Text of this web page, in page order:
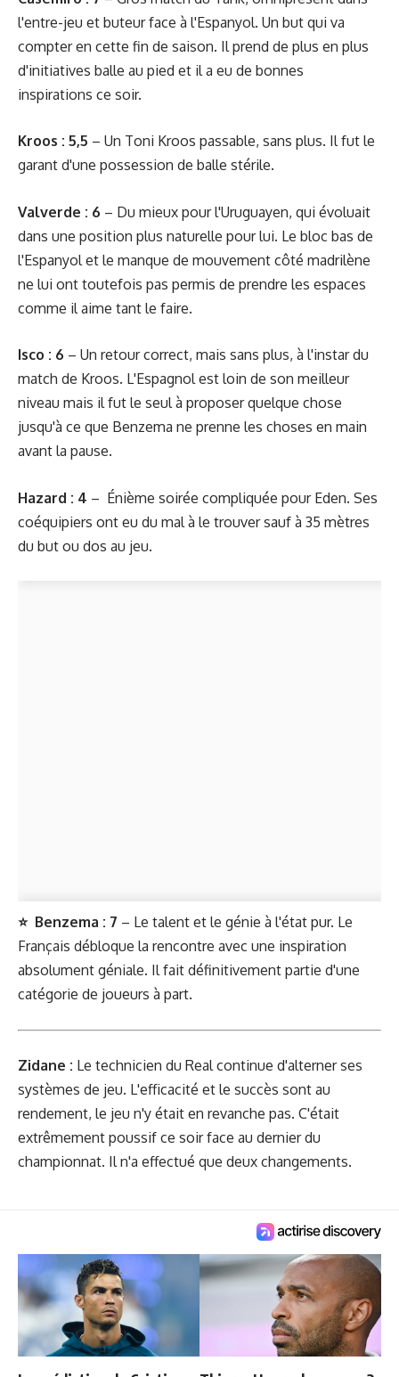
l'entre-jeu et buteur face à l'Espanyol. Un but qui va
compter en cette fin de saison. Il prend de plus en plus
d'initiatives balle au pied et il a eu de bonnes
inspirations ce soir.
Kroos : 5,5 – Un Toni Kroos passable, sans plus. Il fut le
garant d'une possession de balle stérile.
Valverde : 6 – Du mieux pour l'Uruguayen, qui évoluait
dans une position plus naturelle pour lui. Le bloc bas de
l'Espanyol et le manque de mouvement côté madrilène
ne lui ont toutefois pas permis de prendre les espaces
comme il aime tant le faire.
Isco : 6 – Un retour correct, mais sans plus, à l'instar du
match de Kroos. L'Espagnol est loin de son meilleur
niveau mais il fut le seul à proposer quelque chose
jusqu'à ce que Benzema ne prenne les choses en main
avant la pause.
Hazard : 4 – Énième soirée compliquée pour Eden. Ses
coéquipiers ont eu du mal à le trouver sauf à 35 mètres
du but ou dos au jeu.
⭐ Benzema : 7 – Le talent et le génie à l'état pur. Le
Français débloque la rencontre avec une inspiration
absolument géniale. Il fait définitivement partie d'une
catégorie de joueurs à part.
Zidane : Le technicien du Real continue d'alterner ses
systèmes de jeu. L'efficacité et le succès sont au
rendement, le jeu n'y était en revanche pas. C'était
extrêmement poussif ce soir face au dernier du
championnat. Il n'a effectué que deux changements.